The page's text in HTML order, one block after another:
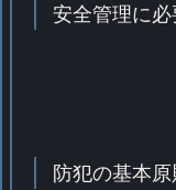
安全管理に
防犯の基本